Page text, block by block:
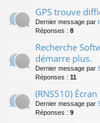
GPS trouve
Dernier message par
Réponses : 8
Recherche
démarre plus.
Dernier message par
Réponses : 11
(RNS510)
Dernier message par
Réponses : 9